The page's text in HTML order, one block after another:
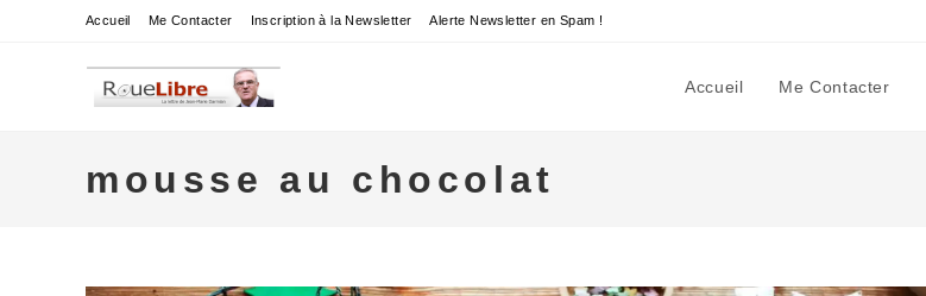
Accueil Me Contacter Inscription à la Newsletter Alerte Newsletter en Spam !
Accueil Me Contacter
mousse au chocolat